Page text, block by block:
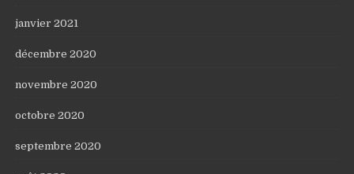
janvier 2021
décembre 2020
novembre 2020
octobre 2020
septembre 2020